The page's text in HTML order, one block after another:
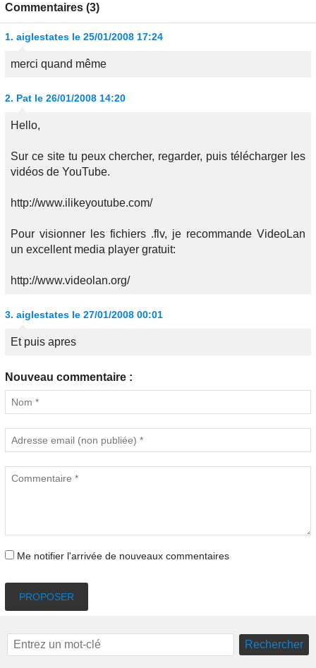
Commentaires (3)
1. aiglestates le 25/01/2008 17:24
merci quand même
2. Pat le 26/01/2008 14:20
Hello,
Sur ce site tu peux chercher, regarder, puis télécharger les
vidéos de YouTube.
http://www.ilikeyoutube.com/
Pour visionner les fichiers .flv, je recommande VideoLan
un excellent media player gratuit:
http://www.videolan.org/
3. aiglestates le 27/01/2008 00:01
Et puis apres
Nouveau commentaire :
Me notifier l'arrivée de nouveaux commentaires
PROPOSER
Rechercher